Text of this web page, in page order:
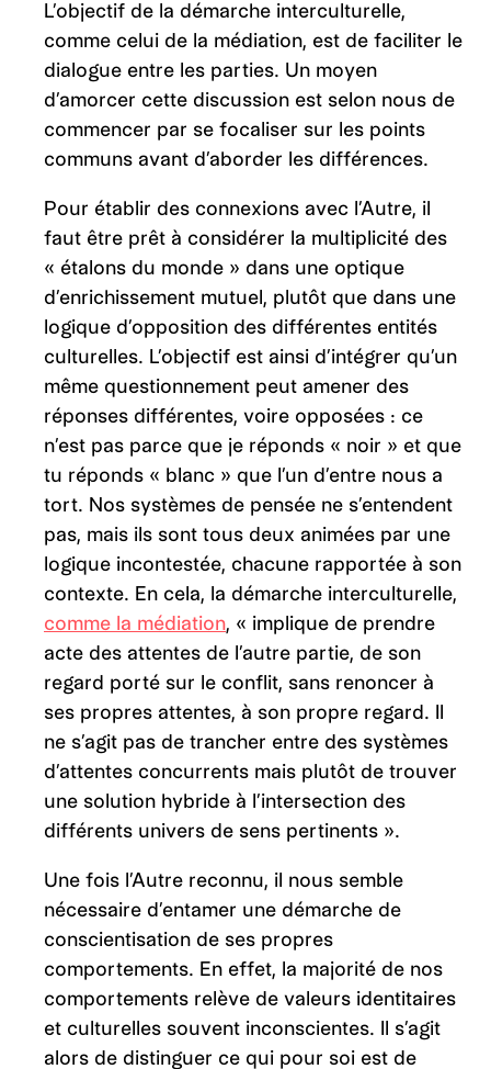
L’objectif de la démarche interculturelle,
comme celui de la médiation, est de faciliter le
dialogue entre les parties. Un moyen
d’amorcer cette discussion est selon nous de
commencer par se focaliser sur les points
communs avant d’aborder les différences.
Pour établir des connexions avec l’Autre, il
faut être prêt à considérer la multiplicité des
« étalons du monde » dans une optique
d’enrichissement mutuel, plutôt que dans une
logique d’opposition des différentes entités
culturelles. L’objectif est ainsi d’intégrer qu’un
même questionnement peut amener des
réponses différentes, voire opposées : ce
n’est pas parce que je réponds « noir » et que
tu réponds « blanc » que l’un d’entre nous a
tort. Nos systèmes de pensée ne s’entendent
pas, mais ils sont tous deux animées par une
logique incontestée, chacune rapportée à son
contexte. En cela, la démarche interculturelle,
comme la médiation, « implique de prendre
acte des attentes de l’autre partie, de son
regard porté sur le conflit, sans renoncer à
ses propres attentes, à son propre regard. Il
ne s’agit pas de trancher entre des systèmes
d’attentes concurrents mais plutôt de trouver
une solution hybride à l’intersection des
différents univers de sens pertinents ».
Une fois l’Autre reconnu, il nous semble
nécessaire d’entamer une démarche de
conscientisation de ses propres
comportements. En effet, la majorité de nos
comportements relève de valeurs identitaires
et culturelles souvent inconscientes. Il s’agit
alors de distinguer ce qui pour soi est de